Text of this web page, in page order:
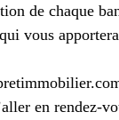
de chaque
vous
en rendez-